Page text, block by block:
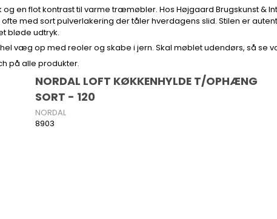
en flot kontrast til varme træmøbler. Hos Højgaard Brugskunst
med sort pulverlakering der tåler hverdagens slid. Stilen er
bløde udtryk.
væg op med reoler og skabe i jern. Skal møblet udendørs, så se
på alle produkter.
NORDAL LOFT KØKKENHYLDE T/OPHÆNG
SORT - 120
NORDAL
8903